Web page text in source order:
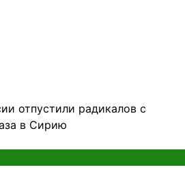
отпустили радикалов с
в Сирию